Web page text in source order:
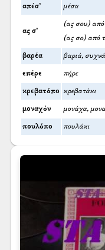
απέσ’ μέσα
ας σ’
(ας σου) από
(ας σο) από
βαρέα βαριά,
επέρε πήρε
κρεβατόπο κρεβατάκι
μοναχόν μονάχα,
πουλόπο πουλάκι